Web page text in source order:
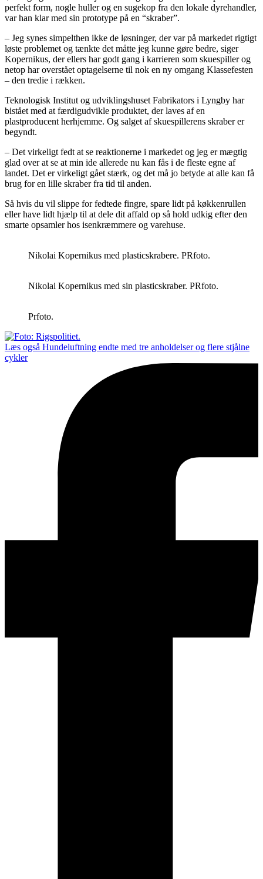
perfekt form, nogle huller og en sugekop fra den lokale dyrehandler,
var han klar med sin prototype på en “skraber”.
– Jeg synes simpelthen ikke de løsninger, der var på markedet rigtigt
løste problemet og tænkte det måtte jeg kunne gøre bedre, siger
Kopernikus, der ellers har godt gang i karrieren som skuespiller og
netop har overstået optagelserne til nok en ny omgang Klassefesten
– den tredie i rækken.
Teknologisk Institut og udviklingshuset Fabrikators i Lyngby har
bistået med at færdigudvikle produktet, der laves af en
plastproducent herhjemme. Og salget af skuespillerens skraber er
begyndt.
– Det virkeligt fedt at se reaktionerne i markedet og jeg er mægtig
glad over at se at min ide allerede nu kan fås i de fleste egne af
landet. Det er virkeligt gået stærk, og det må jo betyde at alle kan få
brug for en lille skraber fra tid til anden.
Så hvis du vil slippe for fedtede fingre, spare lidt på køkkenrullen
eller have lidt hjælp til at dele dit affald op så hold udkig efter den
smarte opsamler hos isenkræmmere og varehuse.
Nikolai Kopernikus med plasticskrabere. PRfoto.
Nikolai Kopernikus med sin plasticskraber. PRfoto.
Prfoto.
Læs også Hundeluftning endte med tre anholdelser og flere stjålne
cykler